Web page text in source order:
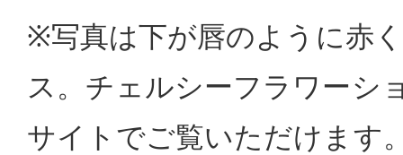
※写真は下が唇のように赤
ス。チェルシーフラワーシ
サイトでご覧いただけます